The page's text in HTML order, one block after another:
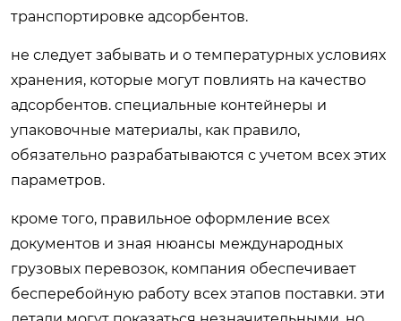
транспортировке адсорбентов.
не следует забывать и о температурных условиях
хранения, которые могут повлиять на качество
адсорбентов. специальные контейнеры и
упаковочные материалы, как правило,
обязательно разрабатываются с учетом всех этих
параметров.
кроме того, правильное оформление всех
документов и зная нюансы международных
грузовых перевозок, компания обеспечивает
бесперебойную работу всех этапов поставки. эти